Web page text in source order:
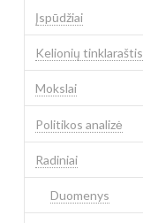
Įspūdžiai
Kelionių tinklaraštis
Mokslai
Politikos analizė
Radiniai
Duomenys